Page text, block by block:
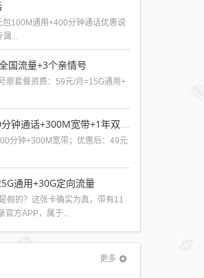
100M通用+400分钟通话优惠说
属...
国流量+3个亲情号
原套餐资费：59元/月=15G通用+
分钟+300M宽带；优惠后：49元
通用+30G定向流量
假的？这张卡确实为真，带有11
官方APP，属于...
更多